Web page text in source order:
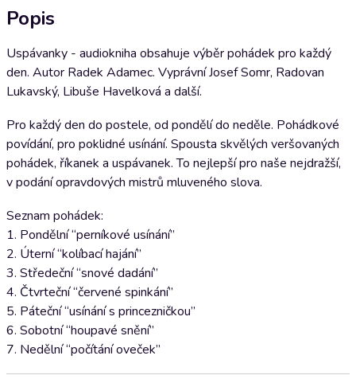
Popis
Uspávanky - audiokniha obsahuje výběr pohádek pro každý
den. Autor Radek Adamec. Vyprávní Josef Somr, Radovan
Lukavský, Libuše Havelková a další.
Pro každý den do postele, od pondělí do neděle. Pohádkové
povídání, pro poklidné usínání. Spousta skvělých veršovaných
pohádek, říkanek a uspávanek. To nejlepší pro naše nejdražší,
v podání opravdových mistrů mluveného slova.
Seznam pohádek:
1. Pondělní “perníkové usínání”
2. Úterní “kolíbací hajání”
3. Středeční “snové dadání”
4. Čtvrteční “červené spinkání”
5. Páteční “usínání s princezničkou”
6. Sobotní “houpavé snění”
7. Nedělní “počítání oveček”